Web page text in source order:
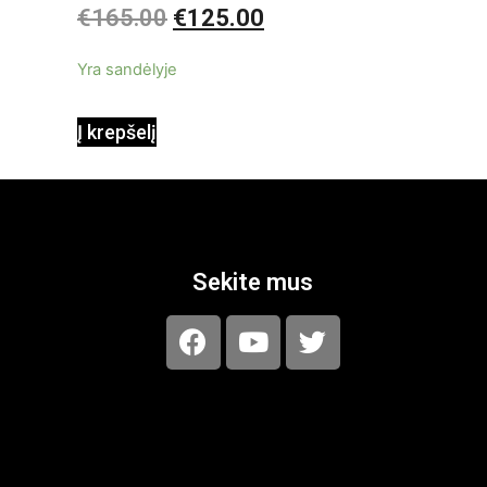
0
iš
€165.00 €125.00
Yra sandėlyje
Į krepšelį
Sekite mus